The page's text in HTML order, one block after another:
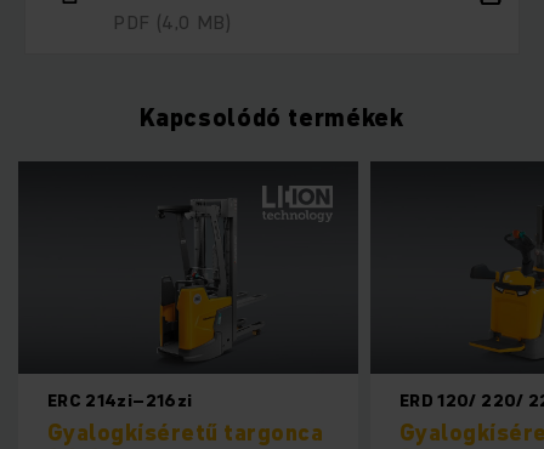
PDF (4,0 MB)
Kapcsolódó termékek
ERD 120/ 220/ 220 drivePLUS
Gyalogkíséretű targonca